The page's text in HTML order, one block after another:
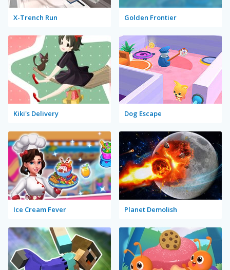
X-Trench Run Golden Frontier
Kiki's Delivery Dog Escape
Ice Cream Fever Planet Demolish